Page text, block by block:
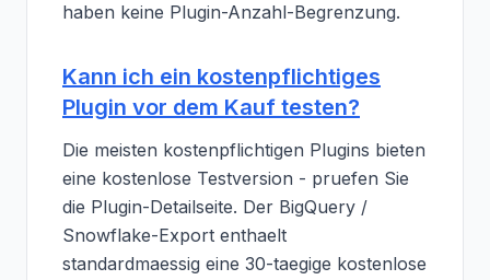
haben keine Plugin-Anzahl-Begrenzung.
Kann ich ein kostenpflichtiges
Plugin vor dem Kauf testen?
Die meisten kostenpflichtigen Plugins bieten
eine kostenlose Testversion - pruefen Sie
die Plugin-Detailseite. Der BigQuery /
Snowflake-Export enthaelt
standardmaessig eine 30-taegige kostenlose